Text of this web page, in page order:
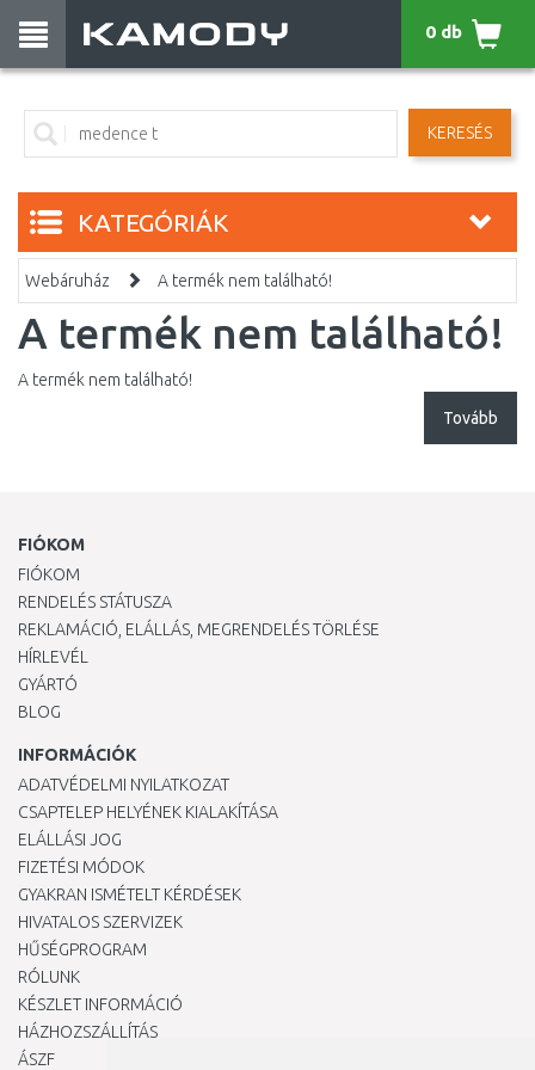
KERESÉS
0 db
KATEGÓRIÁK
Webáruház A termék nem található!
A termék nem található!
A termék nem található!
Tovább
FIÓKOM
FIÓKOM
RENDELÉS STÁTUSZA
REKLAMÁCIÓ, ELÁLLÁS, MEGRENDELÉS TÖRLÉSE
HÍRLEVÉL
GYÁRTÓ
BLOG
INFORMÁCIÓK
ADATVÉDELMI NYILATKOZAT
CSAPTELEP HELYÉNEK KIALAKÍTÁSA
ELÁLLÁSI JOG
FIZETÉSI MÓDOK
GYAKRAN ISMÉTELT KÉRDÉSEK
HIVATALOS SZERVIZEK
HŰSÉGPROGRAM
RÓLUNK
KÉSZLET INFORMÁCIÓ
HÁZHOZSZÁLLÍTÁS
ÁSZF